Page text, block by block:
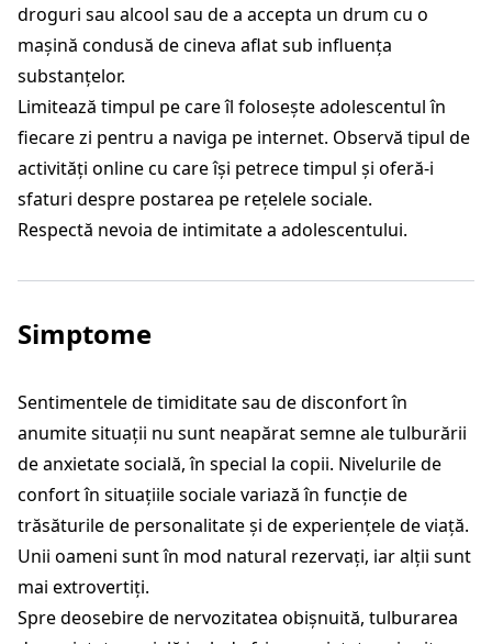
droguri sau alcool sau de a accepta un drum cu o
mașină condusă de cineva aflat sub influența
substanțelor.
Limitează timpul pe care îl folosește adolescentul în
fiecare zi pentru a naviga pe internet. Observă tipul de
activități online cu care își petrece timpul și oferă-i
sfaturi despre postarea pe rețelele sociale.
Respectă nevoia de intimitate a adolescentului.
Simptome
Sentimentele de timiditate sau de disconfort în
anumite situații nu sunt neapărat semne ale tulburării
de anxietate socială, în special la copii. Nivelurile de
confort în situațiile sociale variază în funcție de
trăsăturile de personalitate și de experiențele de viață.
Unii oameni sunt în mod natural rezervați, iar alții sunt
mai extrovertiți.
Spre deosebire de nervozitatea obișnuită, tulburarea